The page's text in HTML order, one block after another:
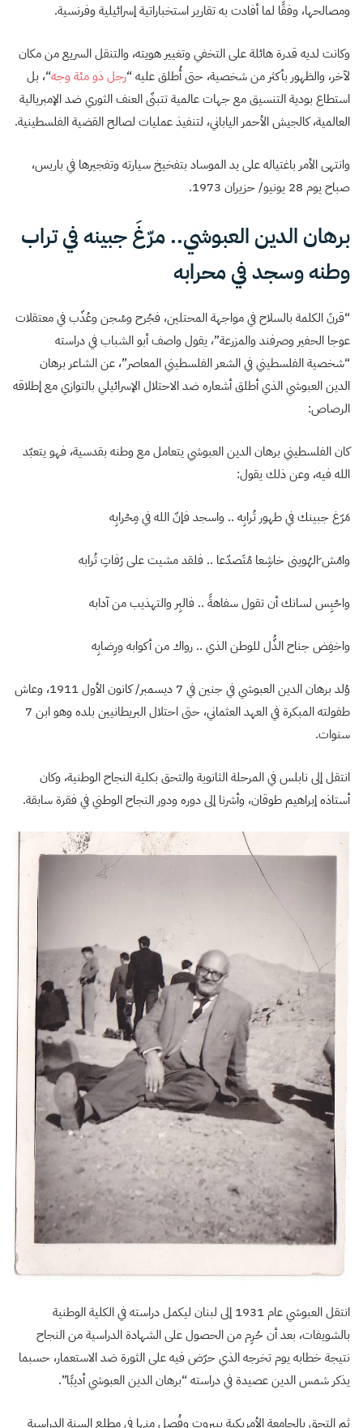
ومصالحها، وفقًا لما أفادت به تقارير استخباراتية إسرائيلية وفرنسية.
وكانت لديه قدرة هائلة على التخفي وتغيير هويته، والتنقل السريع من مكان
لآخر، والظهور بأكثر من شخصية، حتى أُطلق عليه “رجل ذو مئة وجه“، بل
استطاع بودية التنسيق مع جهات عالمية تتبنّى العنف الثوري ضد الإمبريالية
العالمية، كالجيش الأحمر الياباني، لتنفيذ عمليات لصالح القضية الفلسطينية.
وانتهى الأمر باغتياله على يد الموساد بتفخيخ سيارته وتفجيرها في باريس،
صباح يوم 28 يونيو/ حزيران 1973.
برهان الدين العبوشي.. مرّغَ جبينه في تراب
وطنه وسجد في محرابه
“قرنَ الكلمة بالسلاح في مواجهة المحتلين، فجُرح وسُجن وعُذّب في معتقلات
عوجا الحفير وصرفند والمزرعة”، يقول واصف أبو الشباب في دراسته
“شخصية الفلسطيني في الشعر الفلسطيني المعاصر”، عن الشاعر برهان
الدين العبوشي الذي أطلق أشعاره ضد الاحتلال الإسرائيلي بالتوازي مع إطلاقه
الرصاص:
كان الفلسطيني برهان الدين العبوشي يتعامل مع وطنه بقدسية، فهو يتعبّد
الله فيه، وعن ذلك يقول:
مَرّغ جبينك في طهور تُرابِه .. واسجد فإنّ الله في مِحْرابِه
وامْش ِالهُوينى خاشِعا مُتَصدّعا .. فلقد مشيت على رُفاتِ تُرابه
واحْبِس لسانك أن تقول سفاهةً .. فالبِر والتهذيب من آدابه
واخفِض جناح الذُّل للوطن الذي .. رواك من أكوابه ورِضابِه
وُلد برهان الدين العبوشي في جنين في 7 ديسمبر/ كانون الأول 1911، وعاش
طفولته المبكرة في العهد العثماني، حتى احتلال البريطانيين بلده وهو ابن 7
سنوات.
انتقل إلى نابلس في المرحلة الثانوية والتحق بكلية النجاح الوطنية، وكان
أستاذه إبراهيم طوقان، وأشرنا إلى دوره ودور النجاح الوطني في فقرة سابقة.
انتقل العبوشي عام 1931 إلى لبنان ليكمل دراسته في الكلية الوطنية
بالشويفات، بعد أن حُرِم من الحصول على الشهادة الدراسية من النجاح
نتيجة خطابه يوم تخرجه الذي حرّض فيه على الثورة ضد الاستعمار، حسبما
يذكر شمس الدين عصيدة في دراسته “برهان الدين العبوشي أديبًا”.
ثم التحق بالجامعة الأمريكية ببيروت وفُصل منها في مطلع السنة الدراسية